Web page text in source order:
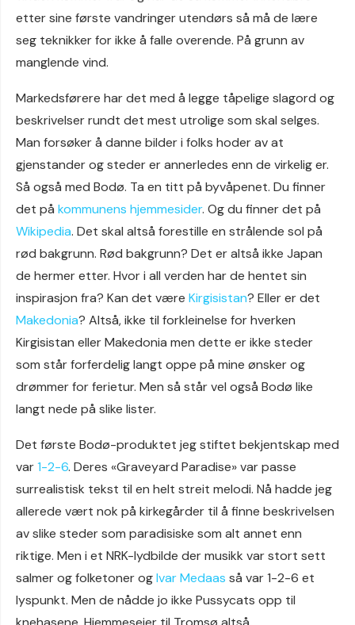
etter sine første vandringer utendørs så må de lære
seg teknikker for ikke å falle overende. På grunn av
manglende vind.
Markedsførere har det med å legge tåpelige slagord og
beskrivelser rundt det mest utrolige som skal selges.
Man forsøker å danne bilder i folks hoder av at
gjenstander og steder er annerledes enn de virkelig er.
Så også med Bodø. Ta en titt på byvåpenet. Du finner
det på kommunens hjemmesider. Og du finner det på
Wikipedia. Det skal altså forestille en strålende sol på
rød bakgrunn. Rød bakgrunn? Det er altså ikke Japan
de hermer etter. Hvor i all verden har de hentet sin
inspirasjon fra? Kan det være Kirgisistan? Eller er det
Makedonia? Altså, ikke til forkleinelse for hverken
Kirgisistan eller Makedonia men dette er ikke steder
som står forferdelig langt oppe på mine ønsker og
drømmer for ferietur. Men så står vel også Bodø like
langt nede på slike lister.
Det første Bodø-produktet jeg stiftet bekjentskap med
var1-2-6. Deres «Graveyard Paradise» var passe
surrealistisk tekst til en helt streit melodi. Nå hadde jeg
allerede vært nok på kirkegårder til å finne beskrivelsen
av slike steder som paradisiske som alt annet enn
riktige. Men i et NRK-lydbilde der musikk var stort sett
salmer og folketoner ogIvar Medaas så var 1-2-6 et
lyspunkt. Men de nådde jo ikke Pussycats opp til